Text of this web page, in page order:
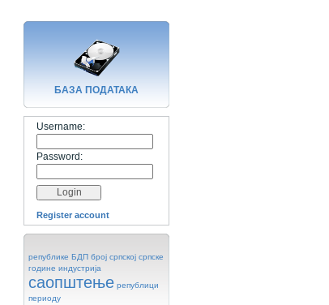
БАЗA ПОДАТАКА
Username:
Password:
Register account
републике БДП број српској српске
године индустрија
саопштење републици
периоду